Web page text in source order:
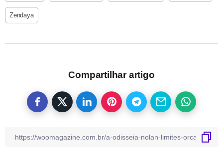
Zendaya
Compartilhar artigo